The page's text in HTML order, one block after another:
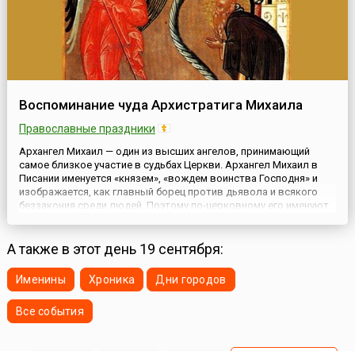
Воспоминание чуда Архистратига Михаила
Православные праздники
Архангел Михаил — один из высших ангелов, принимающий
самое близкое участие в судьбах Церкви. Архангел Михаил в
Писании именуется «князем», «вождем воинства Господня» и
изображается, как главный борец против дьявола и всякого
беззакония среди людей. Поэтому по-церковному его именуют
А также в этот день 19 сентября:
Именины Хроника Дни городов
Все события